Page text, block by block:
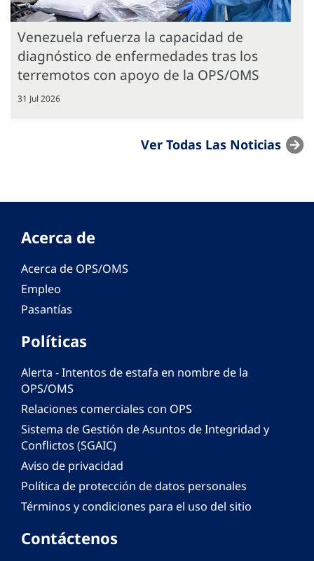
Venezuela refuerza la capacidad de
diagnóstico de enfermedades tras los
terremotos con apoyo de la OPS/OMS
31 Jul 2026
Ver Todas Las Noticias
Acerca de
Acerca de OPS/OMS
Empleo
Pasantías
Políticas
Alerta - Intentos de estafa en nombre de la
OPS/OMS
Relaciones comerciales con OPS
Sistema de Gestión de Asuntos de Integridad y
Conflictos (SGAIC)
Aviso de privacidad
Política de protección de datos personales
Términos y condiciones para el uso del sitio
Contáctenos